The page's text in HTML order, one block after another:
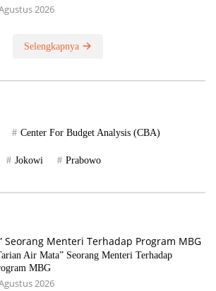
2026
Selengkapnya
Center For Budget Analysis (CBA)
Jokowi Prabowo
Air Mata” Seorang Menteri Terhadap
MBG
2026